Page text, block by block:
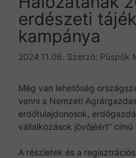
erdészeti
kampánya
2024.11.06. Szerző: Püspök
Még van lehetőség
venni a Nemzeti
erdőtulajdonosok,
vállalkozások jövőjéért”
A részletek és a